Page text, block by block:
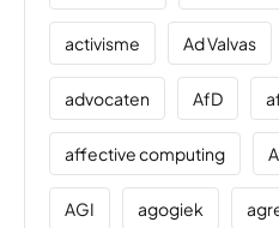
activisme Ad Valvas
advocaten AfD
affective computing
AGI agogiek